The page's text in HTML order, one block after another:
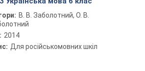
В. В. Заболотний, О. В.
2014
Для російськомовних шкіл